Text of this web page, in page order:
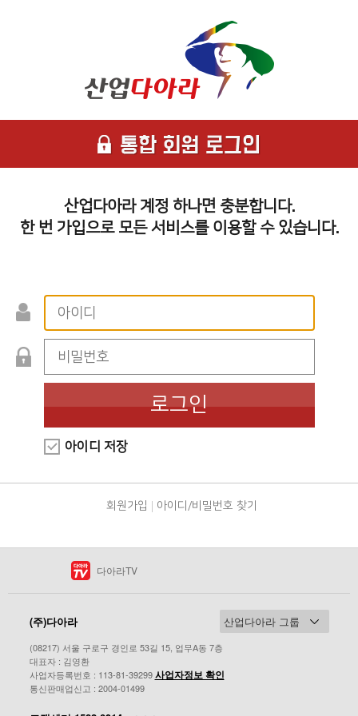
산업다아라 계정 하나면 충분합니다.
한 번 가입으로 모든 서비스를 이용할 수 있습니다.
로그인
아이디 저장
회원가입 아이디/비밀번호 찾기
다아라TV
(주)다아라
(08217) 서울 구로구 경인로 53길 15, 업무A동 7층
대표자 : 김영환
사업자등록번호 : 113-81-39299사업자정보 확인
통신판매업신고 : 2004-01499